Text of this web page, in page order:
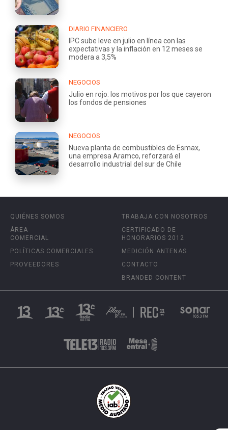
DIARIO FINANCIERO
IPC sube leve en julio en línea con las
expectativas y la inflación en 12 meses se
modera a 3,5%
NEGOCIOS
Julio en rojo: los motivos por los que cayeron
los fondos de pensiones
NEGOCIOS
Nueva planta de combustibles de Esmax,
una empresa Aramco, reforzará el
desarrollo industrial del sur de Chile
QUIÉNES SOMOS
ÁREA
COMERCIAL
POLÍTICAS COMERCIALES
PROVEEDORES
TRABAJA CON NOSOTROS
CERTIFICADO DE
HONORARIOS 2012
MEDICIÓN ANTENAS
CONTACTO
BRANDED CONTENT